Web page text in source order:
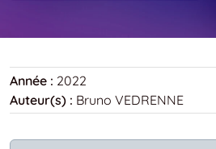
Année : 2022
Auteur(s) : Bruno VEDRENNE